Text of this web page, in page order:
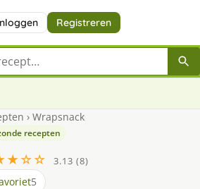
Registreren
recept
› Wrapsnack
recepten
3.13 (8)
5